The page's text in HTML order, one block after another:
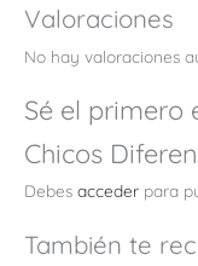
Valoraciones
No hay valoraciones
Sé el primero
Chicos
Debes acceder para
También te